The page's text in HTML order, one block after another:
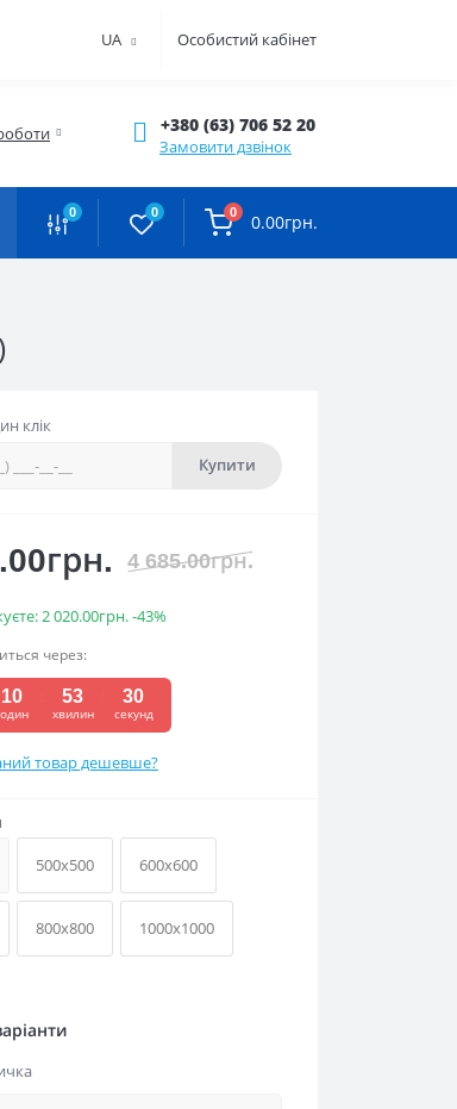
UA Особистий кабінет
+380 (63) 706 52 20
Замовити дзвінок
0 0 0 0.00грн.
клік
Купити
4 685.00грн.
2 020.00грн.-43%
через:
10 53
хвилин
30
секунд
товар дешевше?
500x500 600x600
800x800 1000x1000